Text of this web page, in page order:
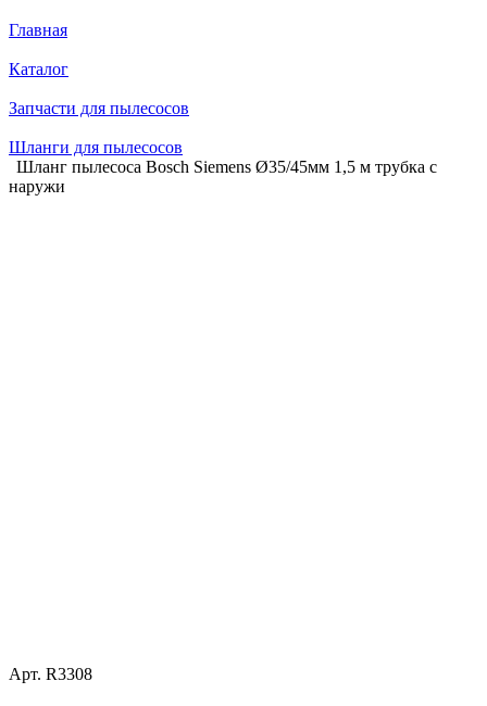
Главная
Каталог
Запчасти для пылесосов
Шланги для пылесосов
Шланг пылесоса Bosch Siemens Ø35/45мм 1,5 м трубка с
наружи
Арт. R3308